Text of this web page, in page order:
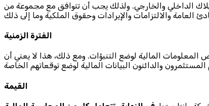
الداخلي والخارجي. ولذلك يجب أن تتوافق مع مجموعة من
الفترة الزمنية
المالية لوضع التنبؤات. ومع ذلك، هذا لا يعني أن
القيمة